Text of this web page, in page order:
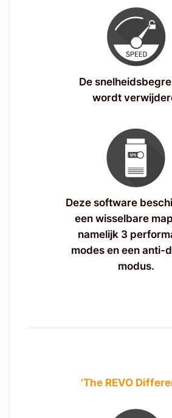
De
wordt
Deze software
een wisselbare
namelijk 3
modes en een anti-
modus.
'The REVO